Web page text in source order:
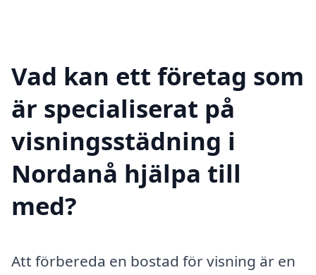
Vad kan ett företag som
är specialiserat på
visningsstädning i
Nordanå hjälpa till
med?
Att förbereda en bostad för visning är en